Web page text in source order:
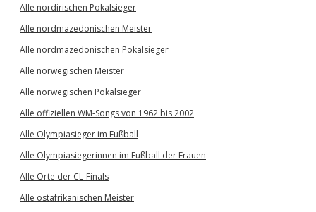
Alle nordirischen Pokalsieger
Alle nordmazedonischen Meister
Alle nordmazedonischen Pokalsieger
Alle norwegischen Meister
Alle norwegischen Pokalsieger
Alle offiziellen WM-Songs von 1962 bis 2002
Alle Olympiasieger im Fußball
Alle Olympiasiegerinnen im Fußball der Frauen
Alle Orte der CL-Finals
Alle ostafrikanischen Meister